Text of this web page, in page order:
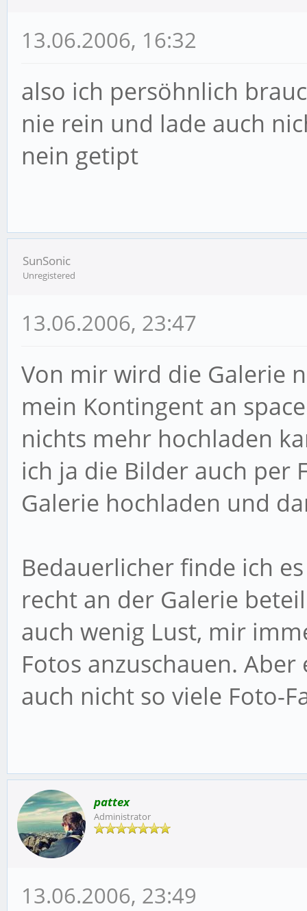
13.06.2006, 16:32
also ich persöhnlich
nie rein und lade auch
nein getipt
SunSonic
Unregistered
13.06.2006, 23:47
Von mir wird die Galerie
mein Kontingent an
nichts mehr hochladen
ich ja die Bilder auch per
Galerie hochladen und
Bedauerlicher finde ich
recht an der Galerie
auch wenig Lust, mir
Fotos anzuschauen.
auch nicht so viele Foto-
pattex
Administrator
13.06.2006, 23:49